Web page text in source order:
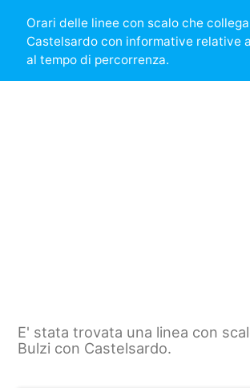
Orari delle linee con scalo che
Castelsardo con informative relative
al tempo di percorrenza.
E' stata trovata una linea con
Bulzi con Castelsardo.